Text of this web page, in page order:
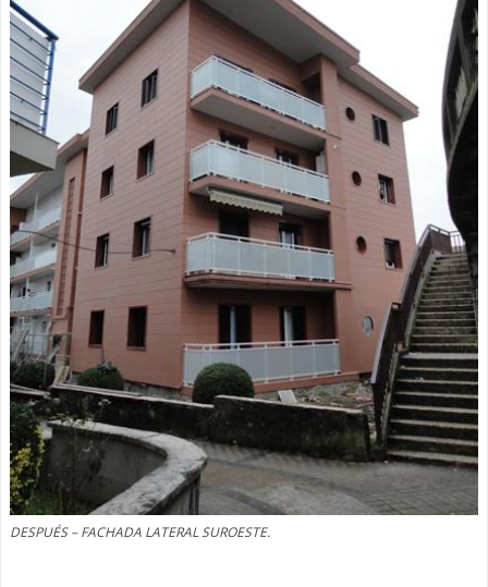
DESPUÉS – FACHADA LATERAL SUROESTE.